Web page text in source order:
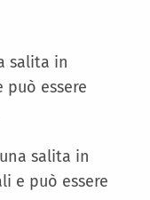
salita in
può essere
salita in
e può essere